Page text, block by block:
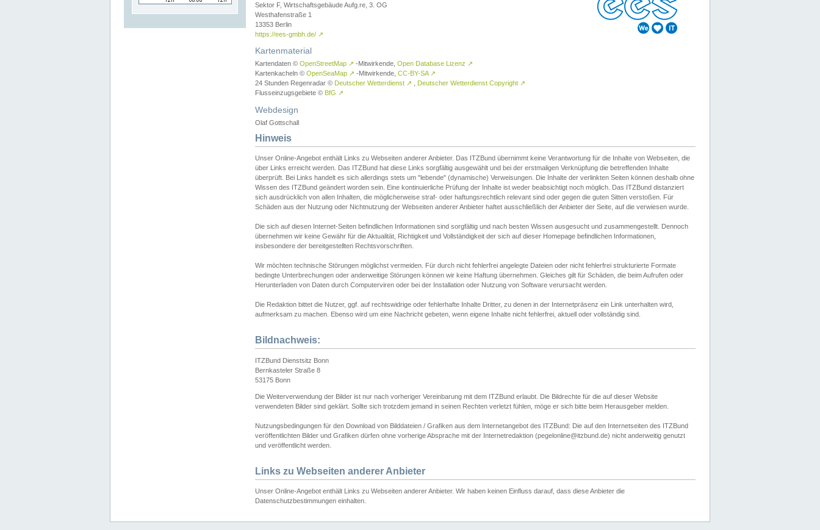
Sektor F, Wirtschaftsgebäude Aufg.re, 3. OG
Westhafenstraße 1
13353 Berlin
https://ees-gmbh.de/ ↗
Kartenmaterial
Kartendaten © OpenStreetMap ↗ -Mitwirkende, Open Database Lizenz ↗
Kartenkacheln © OpenSeaMap ↗ -Mitwirkende, CC-BY-SA ↗
24 Stunden Regenradar © Deutscher Wetterdienst ↗ Deutscher Wetterdienst Copyright ↗
Flusseinzugsgebiete © BfG ↗
Webdesign
Olaf Gottschall
Hinweis
Unser Online-Angebot enthält Links zu Webseiten anderer Anbieter. Das ITZBund übernimmt keine Verantwortung für die Inhalte von Webseiten, die
über Links erreicht werden. Das ITZBund hat diese Links sorgfältig ausgewählt und bei der erstmaligen Verknüpfung die betreffenden Inhalte
überprüft. Bei Links handelt es sich allerdings stets um "lebende" (dynamische) Verweisungen. Die Inhalte der verlinkten Seiten können deshalb ohne
Wissen des ITZBund geändert worden sein. Eine kontinuierliche Prüfung der Inhalte ist weder beabsichtigt noch möglich. Das ITZBund distanziert
sich ausdrücklich von allen Inhalten, die möglicherweise straf- oder haftungsrechtlich relevant sind oder gegen die guten Sitten verstoßen. Für
Schäden aus der Nutzung oder Nichtnutzung der Webseiten anderer Anbieter haftet ausschließlich der Anbieter der Seite, auf die verwiesen wurde.
Die sich auf diesen Internet-Seiten befindlichen Informationen sind sorgfältig und nach besten Wissen ausgesucht und zusammengestellt. Dennoch
übernehmen wir keine Gewähr für die Aktualität, Richtigkeit und Vollständigkeit der sich auf dieser Homepage befindlichen Informationen,
insbesondere der bereitgestellten Rechtsvorschriften.
Wir möchten technische Störungen möglichst vermeiden. Für durch nicht fehlerfrei angelegte Dateien oder nicht fehlerfrei strukturierte Formate
bedingte Unterbrechungen oder anderweitige Störungen können wir keine Haftung übernehmen. Gleiches gilt für Schäden, die beim Aufrufen oder
Herunterladen von Daten durch Computerviren oder bei der Installation oder Nutzung von Software verursacht werden.
Die Redaktion bittet die Nutzer, ggf. auf rechtswidrige oder fehlerhafte Inhalte Dritter, zu denen in der Internetpräsenz ein Link unterhalten wird,
aufmerksam zu machen. Ebenso wird um eine Nachricht gebeten, wenn eigene Inhalte nicht fehlerfrei, aktuell oder vollständig sind.
Bildnachweis:
ITZBund Dienstsitz Bonn
Bernkasteler Straße 8
53175 Bonn
Die Weiterverwendung der Bilder ist nur nach vorheriger Vereinbarung mit dem ITZBund erlaubt. Die Bildrechte für die auf dieser Website
verwendeten Bilder sind geklärt. Sollte sich trotzdem jemand in seinen Rechten verletzt fühlen, möge er sich bitte beim Herausgeber melden.
Nutzungsbedingungen für den Download von Bilddateien / Grafiken aus dem Internetangebot des ITZBund: Die auf den Internetseiten des ITZBund
veröffentlichten Bilder und Grafiken dürfen ohne vorherige Absprache mit der Internetredaktion (pegelonline@itzbund.de) nicht anderweitig genutzt
und veröffentlicht werden.
Links zu Webseiten anderer Anbieter
Unser Online-Angebot enthält Links zu Webseiten anderer Anbieter. Wir haben keinen Einfluss darauf, dass diese Anbieter die
Datenschutzbestimmungen einhalten.